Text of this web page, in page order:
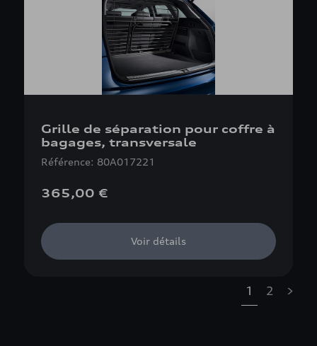
Grille de séparation pour coffre à
bagages, transversale
Référence: 80A017221
365,00 €
Voir détails
1 2 »